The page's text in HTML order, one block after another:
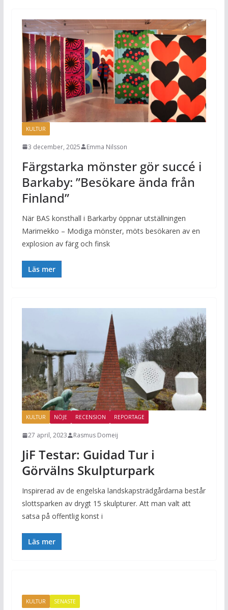
KULTUR
3 december, 2025 Emma Nilsson
Färgstarka mönster gör succé i
Barkaby: ”Besökare ända från
Finland”
När BAS konsthall i Barkarby öppnar utställningen
Marimekko – Modiga mönster, möts besökaren av en
explosion av färg och finsk
Läs mer
KULTUR NÖJE RECENSION REPORTAGE
27 april, 2023 Rasmus Domeij
JiF Testar: Guidad Tur i
Görvälns Skulpturpark
Inspirerad av de engelska landskapsträdgårdarna består
slottsparken av drygt 15 skulpturer. Att man valt att
satsa på offentlig konst i
Läs mer
KULTUR SENASTE